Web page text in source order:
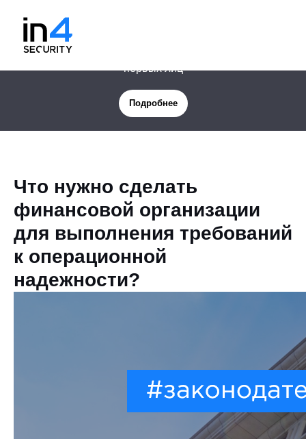
Новая услуга: Цифровая защита менеджмента и
первых лиц
Подробнее
Что нужно сделать
финансовой организации
для выполнения требований
к операционной
надежности?